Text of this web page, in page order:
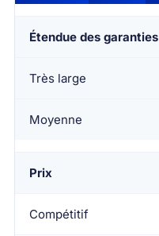
Étendue des garanties
Très large
Moyenne
Prix
Compétitif